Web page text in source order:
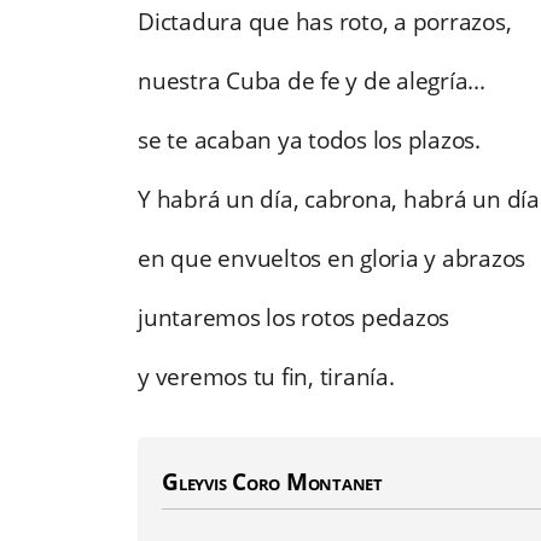
Dictadura que has roto, a porrazos,
nuestra Cuba de fe y de alegría...
se te acaban ya todos los plazos.
Y habrá un día, cabrona, habrá un día
en que envueltos en gloria y abrazos
juntaremos los rotos pedazos
y veremos tu fin, tiranía.
Gleyvis Coro Montanet